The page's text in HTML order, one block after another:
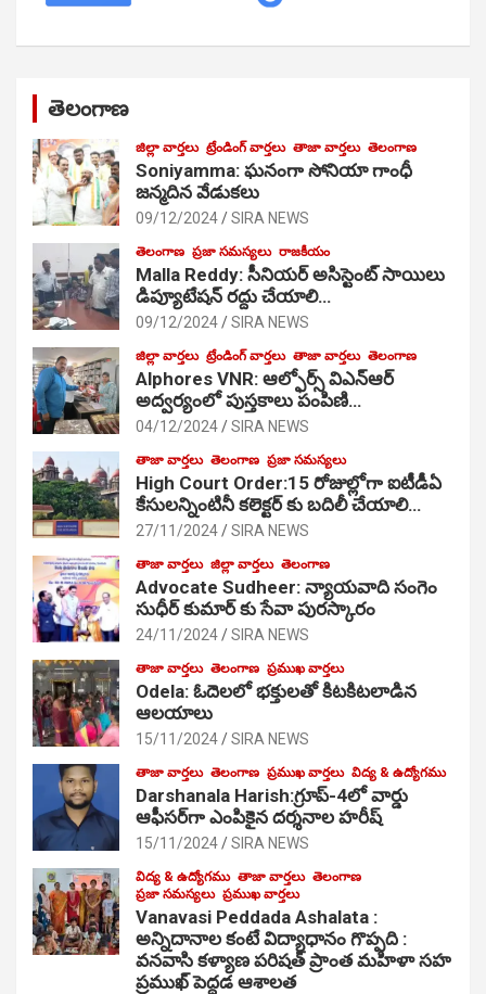
తెలంగాణ
జిల్లా వార్తలు ట్రేండింగ్ వార్తలు తాజా వార్తలు తెలంగాణ
Soniyamma: ఘ‌నంగా సోనియా గాంధీ
జ‌న్మ‌దిన వేడుక‌లు
09/12/2024 SIRA NEWS
తెలంగాణ ప్రజా సమస్యలు రాజకీయం
Malla Reddy: సీనియర్ అసిస్టెంట్ సాయిలు
డిప్యూటేషన్ రద్దు చేయాలి…
09/12/2024 SIRA NEWS
జిల్లా వార్తలు ట్రేండింగ్ వార్తలు తాజా వార్తలు తెలంగాణ
Alphores VNR: ఆల్ఫోర్స్ విఎన్ఆర్
అద్వర్యంలో పుస్తకాలు పంపిణి…
04/12/2024 SIRA NEWS
తాజా వార్తలు తెలంగాణ ప్రజా సమస్యలు
High Court Order:15 రోజుల్లోగా ఐటీడీఏ
కేసులన్నింటినీ కలెక్టర్ కు బదిలీ చేయాలి…
27/11/2024 SIRA NEWS
తాజా వార్తలు జిల్లా వార్తలు తెలంగాణ
Advocate Sudheer: న్యాయవాది సంగెం
సుధీర్ కుమార్ కు సేవా పురస్కారం
24/11/2024 SIRA NEWS
తాజా వార్తలు తెలంగాణ ప్రముఖ వార్తలు
Odela: ఓదెల‌లో భక్తులతో కిటకిటలాడిన
ఆల‌యాలు
15/11/2024 SIRA NEWS
తాజా వార్తలు తెలంగాణ ప్రముఖ వార్తలు విద్య & ఉద్యోగము
Darshanala Harish:గ్రూప్-4లో వార్డు
ఆఫీసర్‌గా ఎంపికైన దర్శనాల హరీష్
15/11/2024 SIRA NEWS
విద్య & ఉద్యోగము తాజా వార్తలు తెలంగాణ
ప్రజా సమస్యలు ప్రముఖ వార్తలు
Vanavasi Peddada Ashalata :
అన్నిదానాల కంటే విద్యాధానం గొప్పది :
వనవాసి కళ్యాణ పరిషత్ ప్రాంత మహిళా సహ
ప్రముఖ్ పెద్దడ ఆశాలత